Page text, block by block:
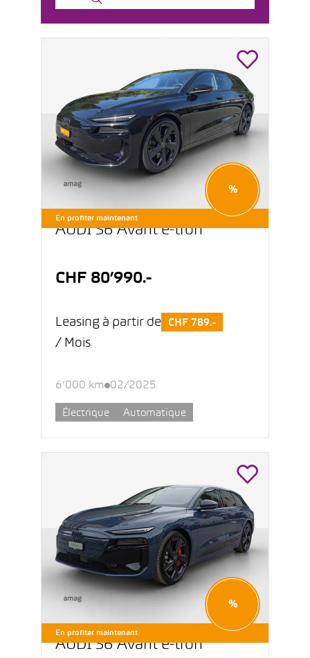
En profiter maintenant
%
AUDI S6 Avant e-tron
CHF 80’990.-
Leasing à partir de CHF 789.-
/ Mois
6’000 km 02/2025
Électrique Automatique
En profiter maintenant
%
AUDI S6 Avant e-tron